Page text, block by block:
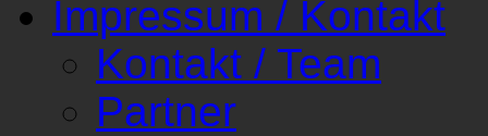
Impressum / Kontakt
Kontakt / Team
Partner